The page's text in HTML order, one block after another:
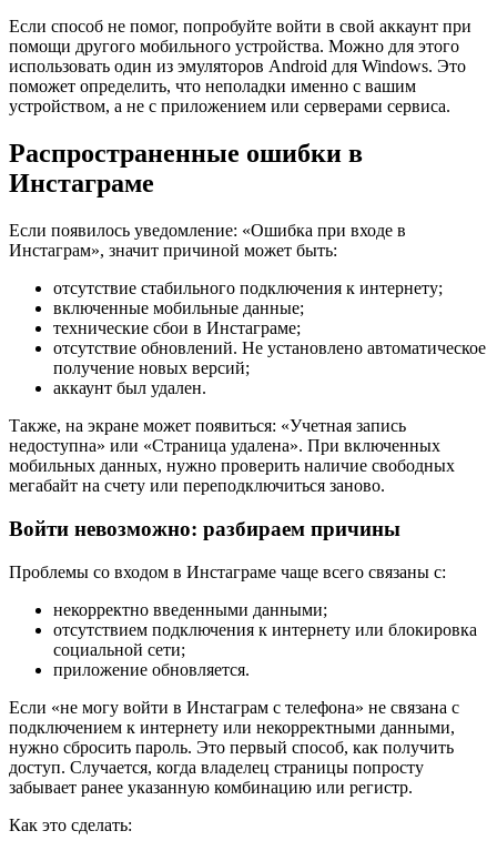
Если способ не помог, попробуйте войти в свой аккаунт при
помощи другого мобильного устройства. Можно для этого
использовать один из эмуляторов Android для Windows. Это
поможет определить, что неполадки именно с вашим
устройством, а не с приложением или серверами сервиса.
Распространенные ошибки в
Инстаграме
Если появилось уведомление: «Ошибка при входе в
Инстаграм», значит причиной может быть:
отсутствие стабильного подключения к интернету;
включенные мобильные данные;
технические сбои в Инстаграме;
отсутствие обновлений. Не установлено автоматическое
получение новых версий;
аккаунт был удален.
Также, на экране может появиться: «Учетная запись
недоступна» или «Страница удалена». При включенных
мобильных данных, нужно проверить наличие свободных
мегабайт на счету или переподключиться заново.
Войти невозможно: разбираем причины
Проблемы со входом в Инстаграме чаще всего связаны с:
некорректно введенными данными;
отсутствием подключения к интернету или блокировка
социальной сети;
приложение обновляется.
Если «не могу войти в Инстаграм с телефона» не связана с
подключением к интернету или некорректными данными,
нужно сбросить пароль. Это первый способ, как получить
доступ. Случается, когда владелец страницы попросту
забывает ранее указанную комбинацию или регистр.
Как это сделать: